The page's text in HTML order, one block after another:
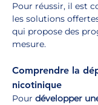
Pour réussir, il est
les solutions
qui propose des
mesure.
Comprendre la
nicotinique
Pour développer